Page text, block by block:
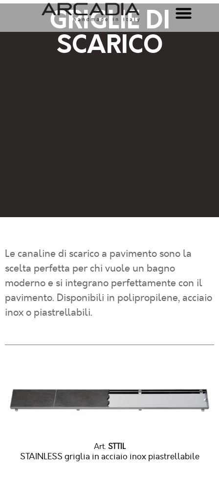
GRIGLIE DI
SCARICO
Le canaline di scarico a pavimento sono la
scelta perfetta per chi vuole un bagno
moderno e si integrano perfettamente con il
pavimento. Disponibili in polipropilene, acciaio
inox o piastrellabili.
Art. STTIL
STAINLESS griglia in acciaio inox piastrellabile